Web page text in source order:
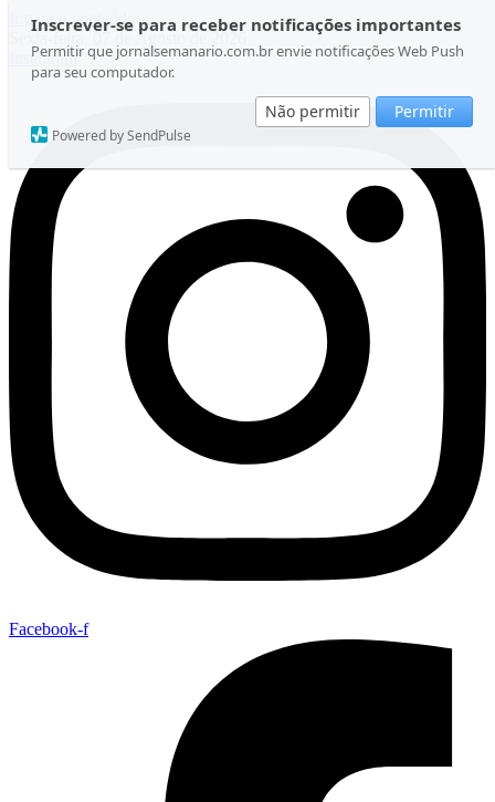
Inscrever-se para receber notificações importantes
Permitir que jornalsemanario.com.br envie notificações Web Push
para seu computador.
Não permitir Permitir
Powered by SendPulse
Ir para o conteúdo
Sexta-feira, 07 de Agosto de 2026
Instagram
Facebook-f